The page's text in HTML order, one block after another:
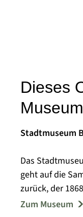
Dieses
Museum
Stadtmuseum
Das
geht auf die
zurück, der
Steintorturm,
Zum Museum